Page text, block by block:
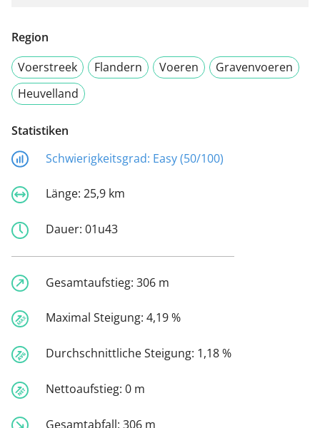
Region
Voerstreek
Flandern Voeren
Gravenvoeren
Heuvelland
Statistiken
Schwierigkeitsgrad: Easy (50/100)
Länge: 25,9 km
Dauer: 01u43
Gesamtaufstieg: 306 m
Maximal Steigung: 4,19 %
Durchschnittliche Steigung: 1,18 %
Nettoaufstieg: 0 m
Gesamtabfall: 306 m